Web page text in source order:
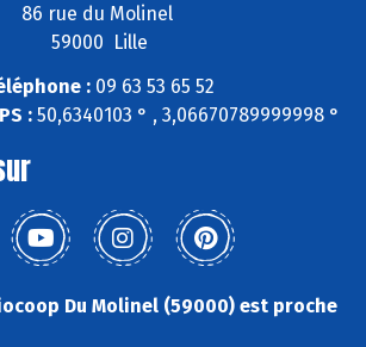
86 rue du Molinel
59000 Lille
:09 63 53 65 52
: 50,6340103 ° , 3,06670789999998 °
Du Molinel (59000) est proche